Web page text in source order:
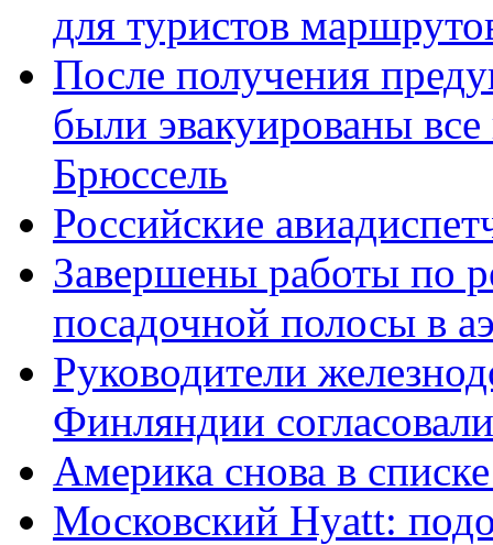
для туристов
После получения
были эвакуированы
Брюссель
Российские
Завершены работы по
посадочной полосы в
Руководители
Финляндии
Америка снова в
Московский Hyatt: